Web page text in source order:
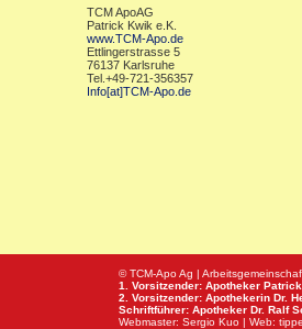
TCM ApoAG
Patrick Kwik e.K.
www.TCM-Apo.de
Ettlingerstrasse 5
76137 Karlsruhe
Tel.+49-721-356357
Info[at]TCM-Apo.de
© TCM-Apo Ag |
1. Vorsitzender: Apotheker
2. Vorsitzender: Apothekerin Dr.
Schriftführer: Apotheker Dr. Ralf
Webmaster: Sergio Kuo | Web: